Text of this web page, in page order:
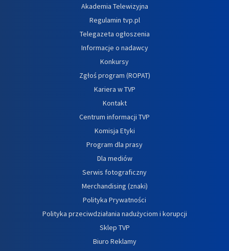
Akademia Telewizyjna
Regulamin tvp.pl
Telegazeta ogłoszenia
Informacje o nadawcy
Konkursy
Zgłoś program (ROPAT)
Kariera w TVP
Kontakt
Centrum informacji TVP
Komisja Etyki
Program dla prasy
Dla mediów
Serwis fotograficzny
Merchandising (znaki)
Polityka Prywatności
Polityka przeciwdziałania nadużyciom i korupcji
Sklep TVP
Biuro Reklamy